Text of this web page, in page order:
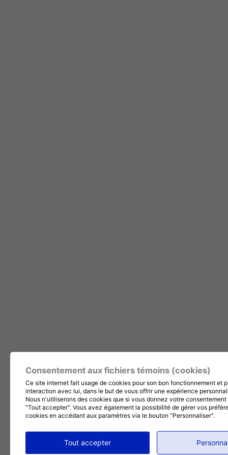
Consentement aux fichiers témoins (cookies)
Ce site internet fait usage de cookies pour son bon fonctionnement et
interaction avec lui, dans le but de vous offrir une expérience
Nous n'utiliserons des cookies que si vous donnez votre
"Tout accepter". Vous avez également la possibilité de gérer vos
cookies en accédant aux paramètres via le bouton "Personnaliser".
Tout accepter